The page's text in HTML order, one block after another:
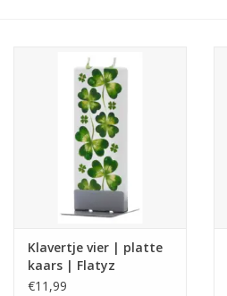
Relatiegeschenken & Bedankjes
Huisparfums
Merken
Klavertje vier | platte
kaars | Flatyz
€11,99